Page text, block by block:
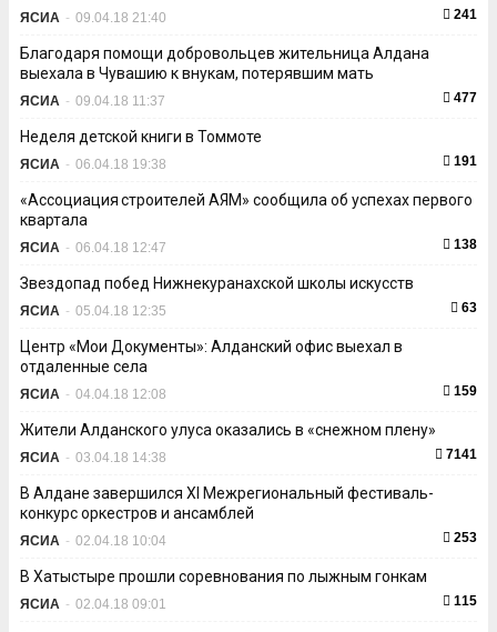
ЯСИА - 09.04.18 21:40 241
Благодаря помощи добровольцев жительница Алдана
выехала в Чувашию к внукам, потерявшим мать
ЯСИА - 09.04.18 11:37 477
Неделя детской книги в Томмоте
ЯСИА - 06.04.18 19:38 191
«Ассоциация строителей АЯМ» сообщила об успехах первого
квартала
ЯСИА - 06.04.18 12:47 138
Звездопад побед Нижнекуранахской школы искусств
ЯСИА - 05.04.18 12:35 63
Центр «Мои Документы»: Алданский офис выехал в
отдаленные села
ЯСИА - 04.04.18 12:08 159
Жители Алданского улуса оказались в «снежном плену»
ЯСИА - 03.04.18 14:38 7141
В Алдане завершился XI Межрегиональный фестиваль-
конкурс оркестров и ансамблей
ЯСИА - 02.04.18 10:04 253
В Хатыстыре прошли соревнования по лыжным гонкам
ЯСИА - 02.04.18 09:01 115